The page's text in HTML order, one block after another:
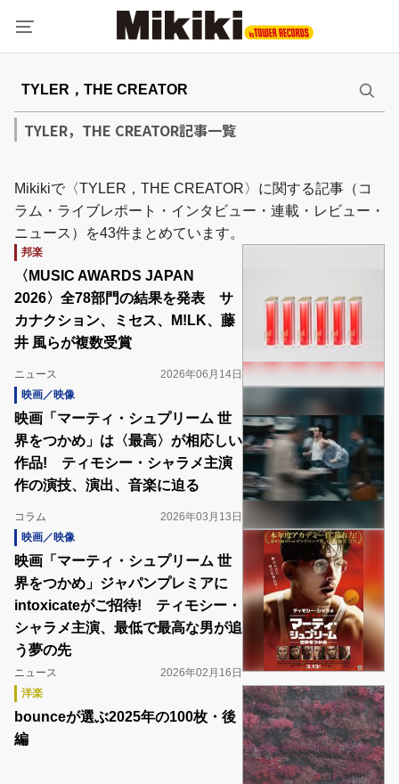
TYLER，THE CREATOR記事一覧
Mikikiで〈TYLER，THE CREATOR〉に関する記事（コ
ラム・ライブレポート・インタビュー・連載・レビュー・
ニュース）を43件まとめています。
邦楽
〈MUSIC AWARDS JAPAN
2026〉全78部門の結果を発表 サ
カナクション、ミセス、M!LK、藤
井 風らが複数受賞
ニュース
2026年06月14日
映画／映像
映画「マーティ・シュプリーム 世
界をつかめ」は〈最高〉が相応しい
作品! ティモシー・シャラメ主演
作の演技、演出、音楽に迫る
コラム
2026年03月13日
映画／映像
映画「マーティ・シュプリーム 世
界をつかめ」ジャパンプレミアに
intoxicateがご招待! ティモシー・
シャラメ主演、最低で最高な男が追
う夢の先
ニュース
2026年02月16日
洋楽
bounceが選ぶ2025年の100枚・後
編